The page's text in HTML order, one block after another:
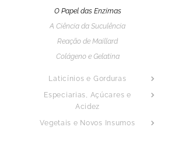
O Papel das Enzimas
A Ciência da Suculência
Reação de Maillard
Colágeno e Gelatina
Laticínios e Gorduras
Especiarias, Açúcares e
Acidez
Vegetais e Novos Insumos